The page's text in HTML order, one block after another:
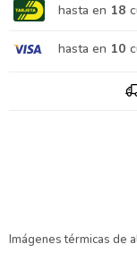
hasta en 18
hasta en 10
Imágenes térmicas de